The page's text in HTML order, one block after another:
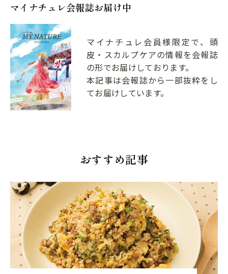
マイナチュレ会報誌お届け中
マイナチュレ会員様限定で、頭
皮・スカルプケアの情報を会報誌
の形でお届けしております。
本記事は会報誌から一部抜粋をし
てお届けしています。
おすすめ記事